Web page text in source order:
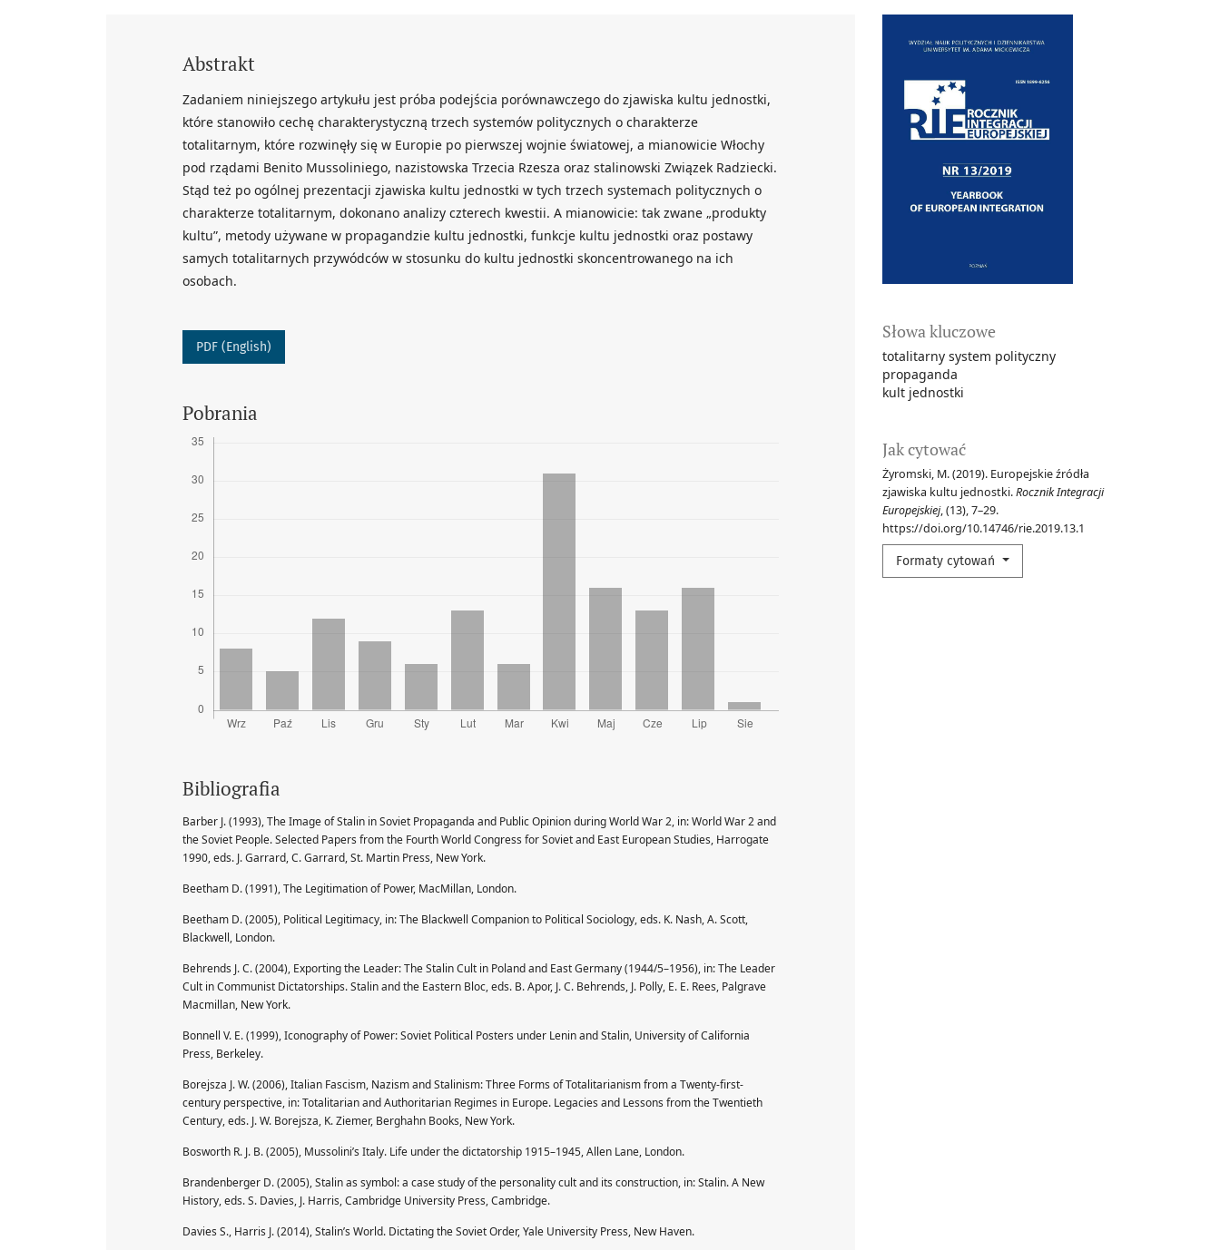
Słowa kluczowe
totalitarny system polityczny
propaganda
kult jednostki
Jak cytować
Żyromski, M. (2019). Europejskie źródła
zjawiska kultu jednostki.Rocznik Integracji
Europejskiej, (13), 7–29.
https://doi.org/10.14746/rie.2019.13.1
Formaty cytowań
Abstrakt
Zadaniem niniejszego artykułu jest próba podejścia porównawczego do zjawiska kultu jednostki,
które stanowiło cechę charakterystyczną trzech systemów politycznych o charakterze
totalitarnym, które rozwinęły się w Europie po pierwszej wojnie światowej, a mianowicie Włochy
pod rządami Benito Mussoliniego, nazistowska Trzecia Rzesza oraz stalinowski Związek Radziecki.
Stąd też po ogólnej prezentacji zjawiska kultu jednostki w tych trzech systemach politycznych o
charakterze totalitarnym, dokonano analizy czterech kwestii. A mianowicie: tak zwane „produkty
kultu”, metody używane w propagandzie kultu jednostki, funkcje kultu jednostki oraz postawy
samych totalitarnych przywódców w stosunku do kultu jednostki skoncentrowanego na ich
osobach.
PDF (English)
Pobrania
Bibliografia
Barber J. (1993), The Image of Stalin in Soviet Propaganda and Public Opinion during World War 2, in: World War 2 and
the Soviet People. Selected Papers from the Fourth World Congress for Soviet and East European Studies, Harrogate
1990, eds. J. Garrard, C. Garrard, St. Martin Press, New York.
Beetham D. (1991), The Legitimation of Power, MacMillan, London.
Beetham D. (2005), Political Legitimacy, in: The Blackwell Companion to Political Sociology, eds. K. Nash, A. Scott,
Blackwell, London.
Behrends J. C. (2004), Exporting the Leader: The Stalin Cult in Poland and East Germany (1944/5–1956), in: The Leader
Cult in Communist Dictatorships. Stalin and the Eastern Bloc, eds. B. Apor, J. C. Behrends, J. Polly, E. E. Rees, Palgrave
Macmillan, New York.
Bonnell V. E. (1999), Iconography of Power: Soviet Political Posters under Lenin and Stalin, University of California
Press, Berkeley.
Borejsza J. W. (2006), Italian Fascism, Nazism and Stalinism: Three Forms of Totalitarianism from a Twenty-first-
century perspective, in: Totalitarian and Authoritarian Regimes in Europe. Legacies and Lessons from the Twentieth
Century, eds. J. W. Borejsza, K. Ziemer, Berghahn Books, New York.
Bosworth R. J. B. (2005), Mussolini’s Italy. Life under the dictatorship 1915–1945, Allen Lane, London.
Brandenberger D. (2005), Stalin as symbol: a case study of the personality cult and its construction, in: Stalin. A New
History, eds. S. Davies, J. Harris, Cambridge University Press, Cambridge.
Davies S., Harris J. (2014), Stalin’s World. Dictating the Soviet Order, Yale University Press, New Haven.